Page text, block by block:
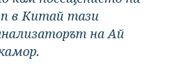
в Китай тази
на Ай